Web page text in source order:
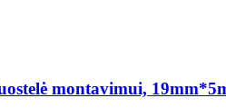
montavimui,